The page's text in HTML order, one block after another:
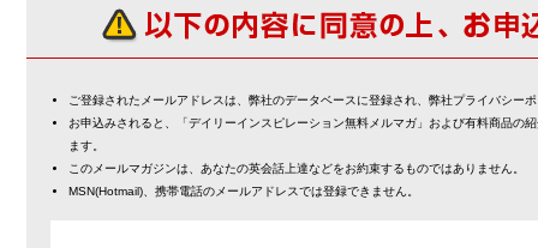
ご登録されたメールアドレスは、弊社のデータベースに登録され、弊社プライバシー
お申込みされると、「デイリーインスピレーション無料メルマガ」および有料商品の
ます。
このメールマガジンは、あなたの英会話上達などをお約束するものではありません。
MSN(Hotmail)、携帯電話のメールアドレスでは登録できません。